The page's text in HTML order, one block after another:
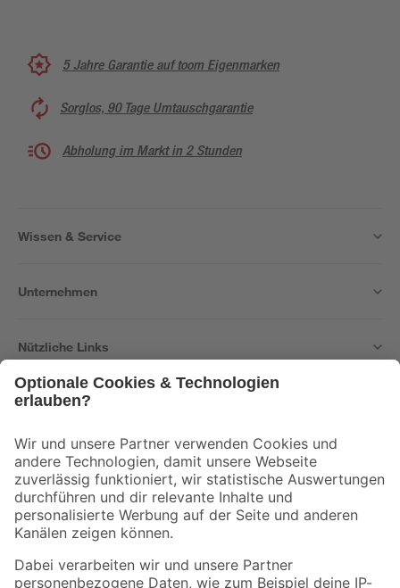
5 Jahre Garantie auf toom Eigenmarken
Sorglos, 90 Tage Umtauschgarantie
Abholung im Markt in 2 Stunden
Wissen & Service
Unternehmen
Nützliche Links
Der toom Newsletter: Keine Angebote und Aktionen mehr verpassen!
Zur Newsletter Anmeldung
Folge uns